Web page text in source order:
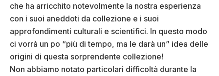
che ha arricchito notevolmente la nostra esperienza
con i suoi aneddoti da collezione e i suoi
approfondimenti culturali e scientifici. In questo modo
ci vorrà un po “più di tempo, ma le darà un” idea delle
origini di questa sorprendente collezione!
Non abbiamo notato particolari difficoltà durante la